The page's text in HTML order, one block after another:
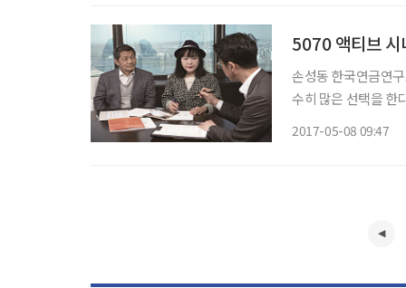
5070 액티브 시
손성동 한국연금연구소 대표 인출이란 무엇인가? 사람은 태어나
수히 많은 선택을 한
2017-05-08 09:47